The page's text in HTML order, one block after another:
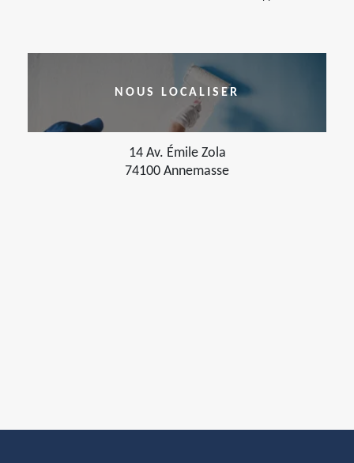
NOUS LOCALISER
14 Av. Émile Zola
74100 Annemasse